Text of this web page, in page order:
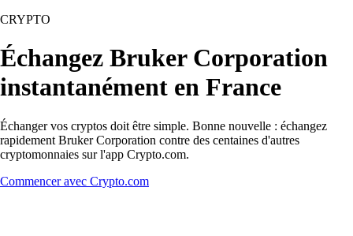
CRYPTO
Échangez Bruker Corporation
instantanément en France
Échanger vos cryptos doit être simple. Bonne nouvelle : échangez
rapidement Bruker Corporation contre des centaines d'autres
cryptomonnaies sur l'app Crypto.com.
Commencer avec Crypto.com